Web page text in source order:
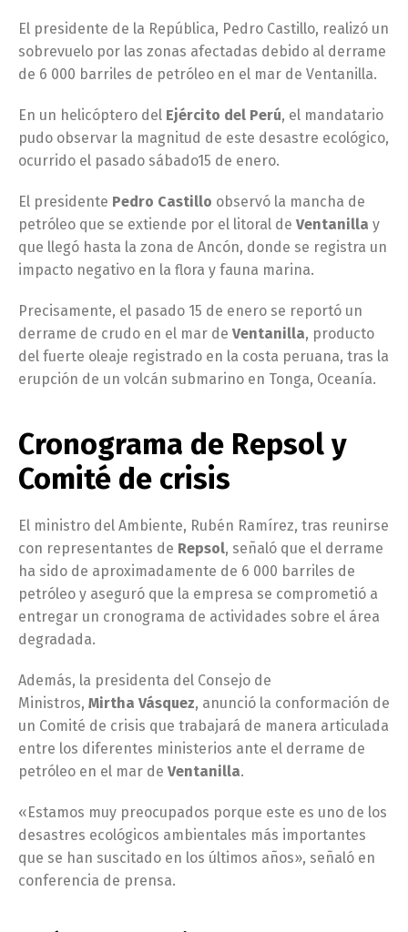
El presidente de la República, Pedro Castillo, realizó un
sobrevuelo por las zonas afectadas debido al derrame
de 6 000 barriles de petróleo en el mar de Ventanilla.
En un helicóptero del Ejército del Perú, el mandatario
pudo observar la magnitud de este desastre ecológico,
ocurrido el pasado sábado15 de enero.
El presidente Pedro Castillo observó la mancha de
petróleo que se extiende por el litoral de Ventanilla y
que llegó hasta la zona de Ancón, donde se registra un
impacto negativo en la flora y fauna marina.
Precisamente, el pasado 15 de enero se reportó un
derrame de crudo en el mar de Ventanilla, producto
del fuerte oleaje registrado en la costa peruana, tras la
erupción de un volcán submarino en Tonga, Oceanía.
Cronograma de Repsol y
Comité de crisis
El ministro del Ambiente, Rubén Ramírez, tras reunirse
con representantes de Repsol, señaló que el derrame
ha sido de aproximadamente de 6 000 barriles de
petróleo y aseguró que la empresa se comprometió a
entregar un cronograma de actividades sobre el área
degradada.
Además, la presidenta del Consejo de
Ministros, Mirtha Vásquez, anunció la conformación de
un Comité de crisis que trabajará de manera articulada
entre los diferentes ministerios ante el derrame de
petróleo en el mar de Ventanilla.
«Estamos muy preocupados porque este es uno de los
desastres ecológicos ambientales más importantes
que se han suscitado en los últimos años», señaló en
conferencia de prensa.